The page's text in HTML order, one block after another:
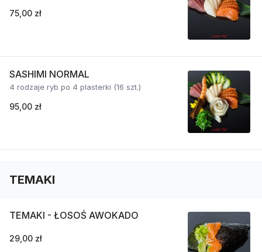
75,00 zł
SASHIMI NORMAL
4 rodzaje ryb po 4 plasterki (16 szt.)
95,00 zł
TEMAKI
TEMAKI - ŁOSOŚ AWOKADO
29,00 zł